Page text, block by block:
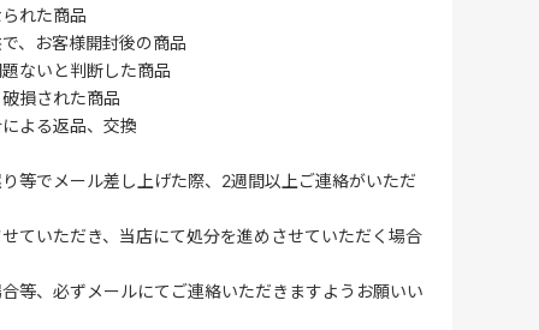
れた商品
、お客様開封後の商品
ないと判断した商品
損された商品
よる返品、交換
等でメール差し上げた際、2週間以上ご連絡がいただ
ていただき、当店にて処分を進めさせていただく場合
等、必ずメールにてご連絡いただきますようお願いい